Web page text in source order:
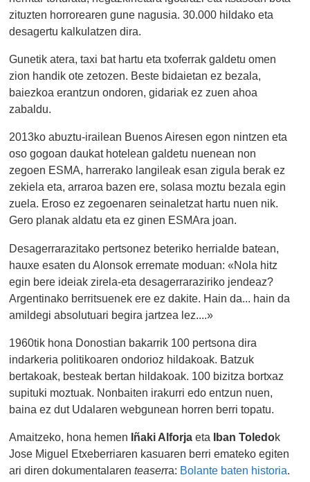
zituzten horrorearen gune nagusia. 30.000 hildako eta
desagertu kalkulatzen dira.
Gunetik atera, taxi bat hartu eta txoferrak galdetu omen
zion handik ote zetozen. Beste bidaietan ez bezala,
baiezkoa erantzun ondoren, gidariak ez zuen ahoa
zabaldu.
2013ko abuztu-irailean Buenos Airesen egon nintzen eta
oso gogoan daukat hotelean galdetu nuenean non
zegoen ESMA, harrerako langileak esan zigula berak ez
zekiela eta, arraroa bazen ere, solasa moztu bezala egin
zuela. Eroso ez zegoenaren seinaletzat hartu nuen nik.
Gero planak aldatu eta ez ginen ESMAra joan.
Desagerrarazitako pertsonez beteriko herrialde batean,
hauxe esaten du Alonsok erremate moduan: «Nola hitz
egin bere ideiak zirela-eta desagerraraziriko jendeaz?
Argentinako berritsuenek ere ez dakite. Hain da... hain da
amildegi absolutuari begira jartzea lez....»
1960tik hona Donostian bakarrik 100 pertsona dira
indarkeria politikoaren ondorioz hildakoak. Batzuk
bertakoak, besteak bertan hildakoak. 100 bizitza bortxaz
supituki moztuak. Nonbaiten irakurri edo entzun nuen,
baina ez dut Udalaren webgunean horren berri topatu.
Amaitzeko, hona hemen Iñaki Alforja eta Iban Toledok
Jose Miguel Etxeberriaren kasuaren berri emateko egiten
ari diren dokumentalarenteaserra: Bolante baten historia.